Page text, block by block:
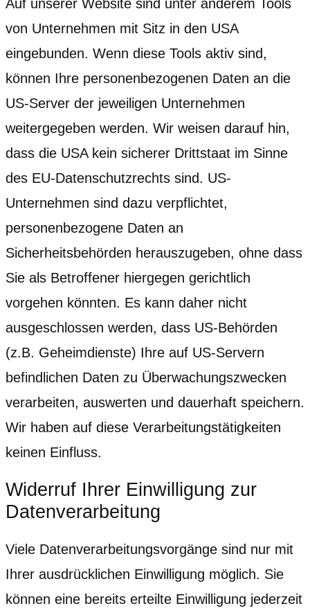
Auf unserer Website sind unter anderem Tools
von Unternehmen mit Sitz in den USA
eingebunden. Wenn diese Tools aktiv sind,
können Ihre personenbezogenen Daten an die
US-Server der jeweiligen Unternehmen
weitergegeben werden. Wir weisen darauf hin,
dass die USA kein sicherer Drittstaat im Sinne
des EU-Datenschutzrechts sind. US-
Unternehmen sind dazu verpflichtet,
personenbezogene Daten an
Sicherheitsbehörden herauszugeben, ohne dass
Sie als Betroffener hiergegen gerichtlich
vorgehen könnten. Es kann daher nicht
ausgeschlossen werden, dass US-Behörden
(z.B. Geheimdienste) Ihre auf US-Servern
befindlichen Daten zu Überwachungszwecken
verarbeiten, auswerten und dauerhaft speichern.
Wir haben auf diese Verarbeitungstätigkeiten
keinen Einfluss.
Widerruf Ihrer Einwilligung zur
Datenverarbeitung
Viele Datenverarbeitungsvorgänge sind nur mit
Ihrer ausdrücklichen Einwilligung möglich. Sie
können eine bereits erteilte Einwilligung jederzeit